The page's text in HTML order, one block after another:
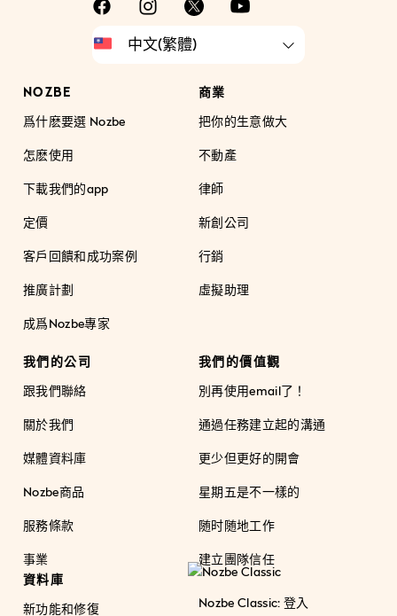
NOZBE
爲什麽要選 Nozbe
怎麽使用
下載我們的app
定價
客戶回饋和成功案例
推廣計劃
成爲Nozbe專家
商業
把你的生意做大
不動產
律師
新創公司
行銷
虛擬助理
我們的公司
跟我們聯絡
關於我們
媒體資料庫
Nozbe商品
服務條款
事業
我們的價值觀
別再使用email了！
通過任務建立起的溝通
更少但更好的開會
星期五是不一樣的
随时随地工作
建立團隊信任
資料庫
新功能和修復
Nozbe Classic: 登入